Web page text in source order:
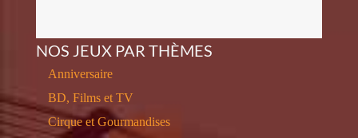
NOS JEUX PAR THÈMES
Anniversaire
BD, Films et TV
Cirque et Gourmandises